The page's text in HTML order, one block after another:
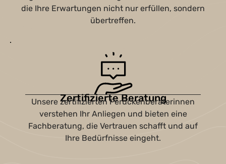
die Ihre Erwartungen nicht nur erfüllen, sondern
übertreffen.
Zertifizierte Beratung
Unsere zertifizierten Perückenberaterinnen
verstehen Ihr Anliegen und bieten eine
Fachberatung, die Vertrauen schafft und auf
Ihre Bedürfnisse eingeht.